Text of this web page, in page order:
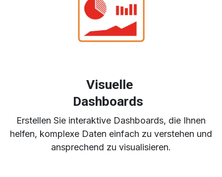
Visuelle
Dashboards
Erstellen Sie interaktive Dashboards, die Ihnen
helfen, komplexe Daten einfach zu verstehen und
ansprechend zu visualisieren.